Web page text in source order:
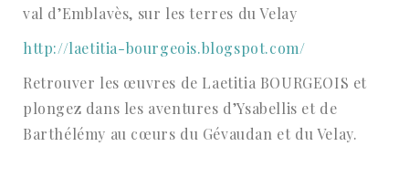
val d’Emblavès, sur les terres du Velay
http://laetitia-bourgeois.blogspot.com/
Retrouver les œuvres de Laetitia BOURGEOIS et
plongez dans les aventures d’Ysabellis et de
Barthélémy au cœurs du Gévaudan et du Velay.